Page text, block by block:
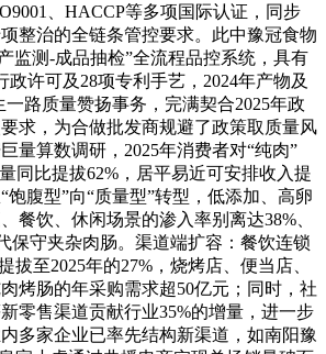
、HACCP等多项国际认证，同步
整治的全链条管控要求。此中豫冠食物
监测-成品抽检”全流程品控系统，具有
政许可及28项专利手艺，2024年产物及
一路质量赞扬事务，完满契合2025年政
求，为合做批发商规避了政策取质量风
量算数调研，2025年消费者对“纯肉”
同比提拔62%，居平易近可安排收入提
饱腹型”向“质量型”转型，低添加、高卵
餐饮、休闲场景的渗入率别离达38%、
保守夹杂肉肠。渠道端扩容：餐饮连锁
拔至2025年的27%，烧烤店、便当店、
烤肠的年采购需求超50亿元；同时，社
零售渠道贡献行业35%的增量，进一步
多家企业已率先结构新渠道，如南阳豫